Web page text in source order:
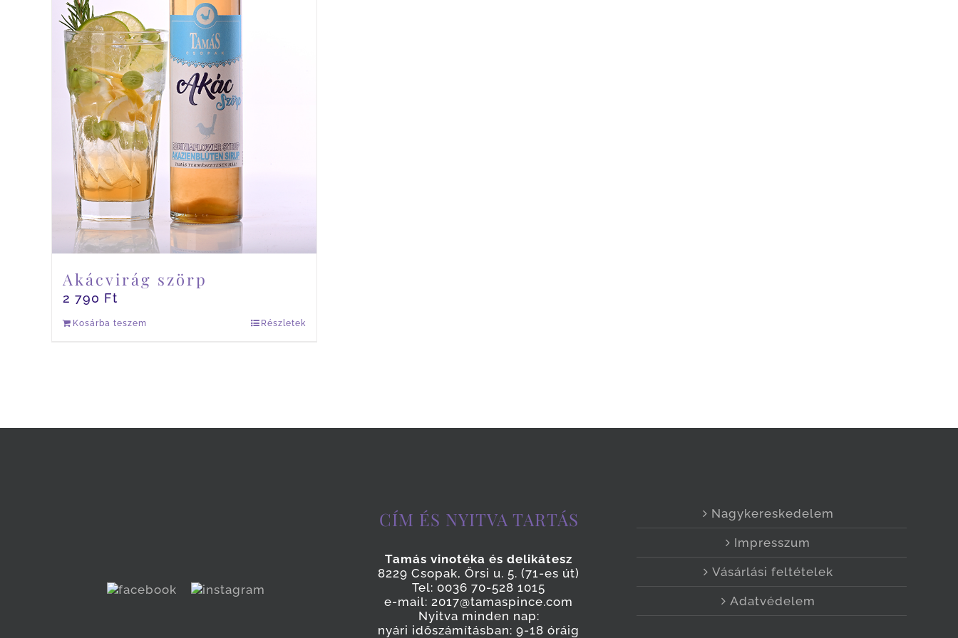
Akácvirág szörp
2 790 Ft
Kosárba teszem Részletek
CÍM ÉS NYITVA TARTÁS
Tamás vinotéka és delikátesz
8229 Csopak, Őrsi u. 5. (71-es út)
Tel: 0036 70-528 1015
e-mail: 2017@tamaspince.com
Nyitva minden nap:
nyári időszámításban: 9-18 óráig
Nagykereskedelem
Impresszum
Vásárlási feltételek
Adatvédelem